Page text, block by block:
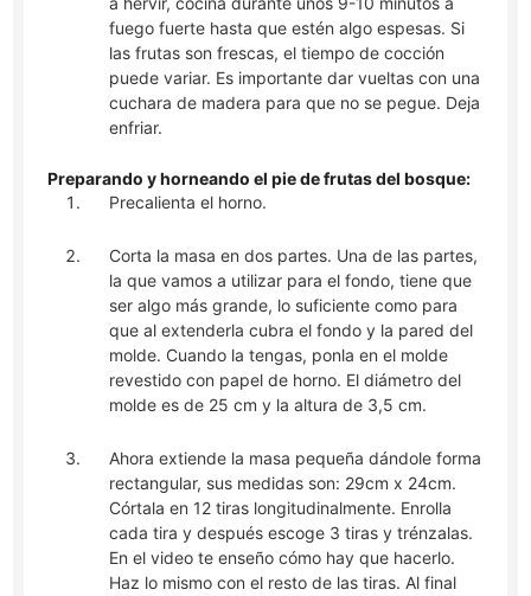
fuego fuerte hasta que estén algo espesas. Si
las frutas son frescas, el tiempo de cocción
puede variar. Es importante dar vueltas con una
cuchara de madera para que no se pegue. Deja
enfriar.
Preparando y horneando el pie de frutas del bosque:
Precalienta el horno.
Corta la masa en dos partes. Una de las partes,
la que vamos a utilizar para el fondo, tiene que
ser algo más grande, lo suficiente como para
que al extenderla cubra el fondo y la pared del
molde. Cuando la tengas, ponla en el molde
revestido con papel de horno. El diámetro del
molde es de 25 cm y la altura de 3,5 cm.
Ahora extiende la masa pequeña dándole forma
rectangular, sus medidas son: 29cm x 24cm.
Córtala en 12 tiras longitudinalmente. Enrolla
cada tira y después escoge 3 tiras y trénzalas.
En el video te enseño cómo hay que hacerlo.
Haz lo mismo con el resto de las tiras. Al final